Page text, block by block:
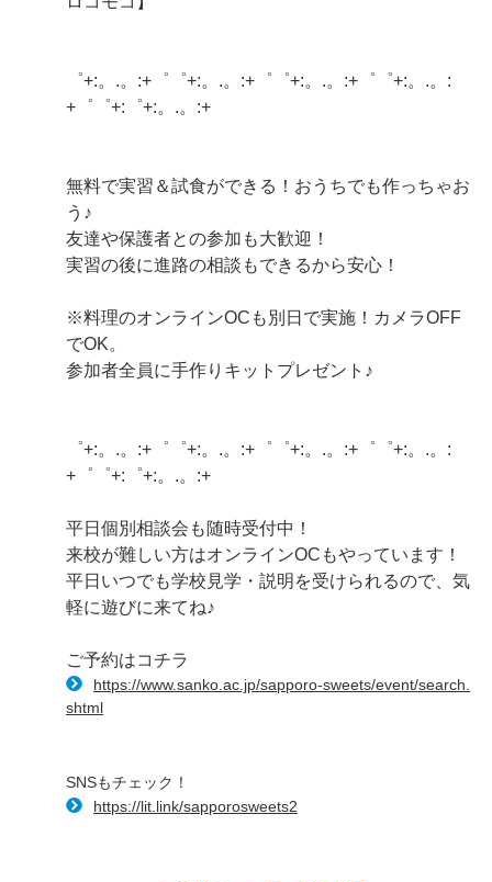
゜+:。.。:+゜゜+:。.。:+゜゜+:。.。:+゜゜+:。.。:
+゜゜+:゜+:。.。:+
無料で実習＆試食ができる！おうちでも作っちゃお
う♪
友達や保護者との参加も大歓迎！
実習の後に進路の相談もできるから安心！
※料理のオンラインOCも別日で実施！カメラOFF
でOK。
参加者全員に手作りキットプレゼント♪
゜+:。.。:+゜゜+:。.。:+゜゜+:。.。:+゜゜+:。.。:
+゜゜+:゜+:。.。:+
平日個別相談会も随時受付中！
来校が難しい方はオンラインOCもやっています！
平日いつでも学校見学・説明を受けられるので、気
軽に遊びに来てね♪
ご予約はコチラ
https://www.sanko.ac.jp/sapporo-sweets/event/search.
shtml
SNSもチェック！
https://lit.link/sapporosweets2